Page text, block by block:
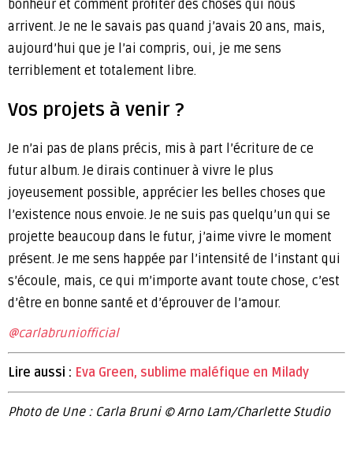
bonheur et comment profiter des choses qui nous
arrivent. Je ne le savais pas quand j’avais 20 ans, mais,
aujourd’hui que je l’ai compris, oui, je me sens
terriblement et totalement libre.
Vos projets à venir ?
Je n’ai pas de plans précis, mis à part l’écriture de ce
futur album. Je dirais continuer à vivre le plus
joyeusement possible, apprécier les belles choses que
l’existence nous envoie. Je ne suis pas quelqu’un qui se
projette beaucoup dans le futur, j’aime vivre le moment
présent. Je me sens happée par l’intensité de l’instant qui
s’écoule, mais, ce qui m’importe avant toute chose, c’est
d’être en bonne santé et d’éprouver de l’amour.
@carlabruniofficial
Lire aussi : Eva Green, sublime maléfique en Milady
Photo de Une : Carla Bruni © Arno Lam/Charlette Studio